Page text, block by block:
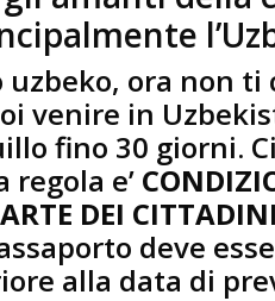
uzbeko, ora non
venire in
fino 30 giorni.
regola e’
DEI
deve
alla data di